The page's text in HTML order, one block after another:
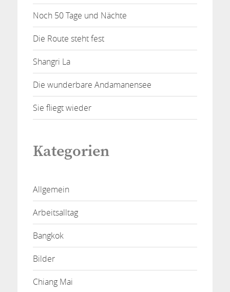
Noch 50 Tage und Nächte
Die Route steht fest
Shangri La
Die wunderbare Andamanensee
Sie fliegt wieder
Kategorien
Allgemein
Arbeitsalltag
Bangkok
Bilder
Chiang Mai